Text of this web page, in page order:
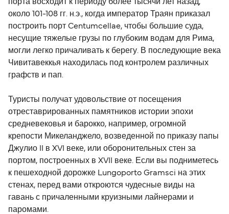
порта восходит к периоду более тысячи лет назад,
около 101-108 гг. н.э., когда император Траян приказал
построить порт Centumcellae, чтобы большие суда,
несущие тяжелые грузы по глубоким водам для Рима,
могли легко причаливать к берегу. В последующие века
Чивитавеккья находилась под контролем различных
графств и пап.
Туристы получат удовольствие от посещения
отреставрированных памятников истории эпохи
средневековья и барокко, например, огромной
крепости Микеланджело, возведенной по приказу папы
Джулио II в XVI веке, или оборонительных стен за
портом, построенных в XVII веке. Если вы подниметесь
к пешеходной дорожке Lungoporto Gramsci на этих
стенах, перед вами откроются чудесные виды на
гавань с причаленными круизными лайнерами и
паромами.